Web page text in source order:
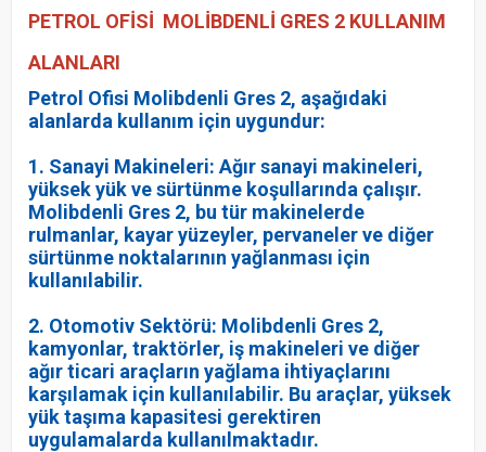
PETROL OFİSİ MOLİBDENLİ GRES 2 KULLANIM
ALANLARI
Petrol Ofisi Molibdenli Gres 2, aşağıdaki
alanlarda kullanım için uygundur:
1. Sanayi Makineleri: Ağır sanayi makineleri,
yüksek yük ve sürtünme koşullarında çalışır.
Molibdenli Gres 2, bu tür makinelerde
rulmanlar, kayar yüzeyler, pervaneler ve diğer
sürtünme noktalarının yağlanması için
kullanılabilir.
2. Otomotiv Sektörü: Molibdenli Gres 2,
kamyonlar, traktörler, iş makineleri ve diğer
ağır ticari araçların yağlama ihtiyaçlarını
karşılamak için kullanılabilir. Bu araçlar, yüksek
yük taşıma kapasitesi gerektiren
uygulamalarda kullanılmaktadır.